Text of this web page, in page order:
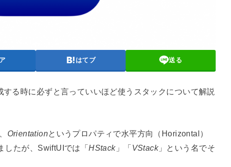
はてブ 送る
る時に必ずと言っていいほど使うスタックについて解説
Orientationというプロパティで水平方向（Horizontal）
したが、SwiftUIでは「HStack」「VStack」という名でそ